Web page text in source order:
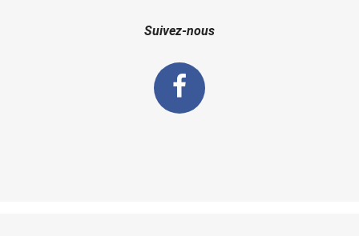
Suivez-nous